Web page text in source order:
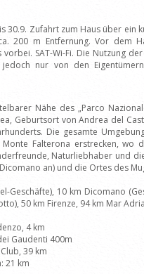
30.9. Zufahrt zum Haus über ein
200 m Entfernung. Vor dem
SAT-Wi-Fi. Die Nutzung
nur von den
Nähe des „Parco
Geburtsort von Andrea del
Die gesamte
Falterona erstrecken, wo
Naturliebhaber und
an) und die Ortes des
Geschäfte), 10 km Dicomano
50 km Firenze, 94 km Mar
4 km
Gaudenti 400m
39 km
21 km